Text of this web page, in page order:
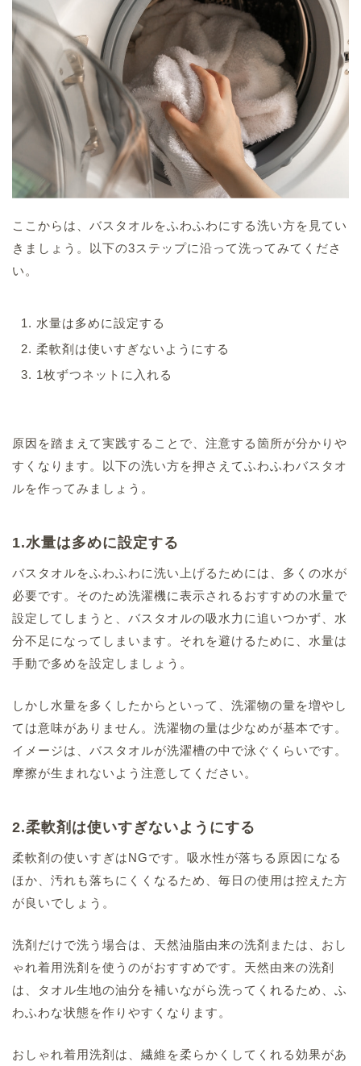
ここからは、バスタオルをふわふわにする洗い方を見てい
きましょう。以下の3ステップに沿って洗ってみてくださ
い。
水量は多めに設定する
柔軟剤は使いすぎないようにする
1枚ずつネットに入れる
原因を踏まえて実践することで、注意する箇所が分かりや
すくなります。以下の洗い方を押さえてふわふわバスタオ
ルを作ってみましょう。
1.水量は多めに設定する
バスタオルをふわふわに洗い上げるためには、多くの水が
必要です。そのため洗濯機に表示されるおすすめの水量で
設定してしまうと、バスタオルの吸水力に追いつかず、水
分不足になってしまいます。それを避けるために、水量は
手動で多めを設定しましょう。
しかし水量を多くしたからといって、洗濯物の量を増やし
ては意味がありません。洗濯物の量は少なめが基本です。
イメージは、バスタオルが洗濯槽の中で泳ぐくらいです。
摩擦が生まれないよう注意してください。
2.柔軟剤は使いすぎないようにする
柔軟剤の使いすぎはNGです。吸水性が落ちる原因になる
ほか、汚れも落ちにくくなるため、毎日の使用は控えた方
が良いでしょう。
洗剤だけで洗う場合は、天然油脂由来の洗剤または、おし
ゃれ着用洗剤を使うのがおすすめです。天然由来の洗剤
は、タオル生地の油分を補いながら洗ってくれるため、ふ
わふわな状態を作りやすくなります。
おしゃれ着用洗剤は、繊維を柔らかくしてくれる効果があ